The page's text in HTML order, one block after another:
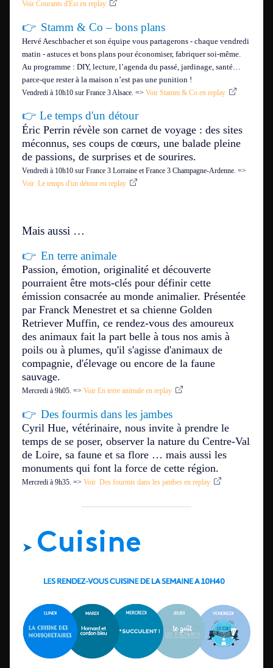
Voir Courants d'Est en replay
👉 Stamm & Co – bons plans
Hervé Aeschbacher et son équipe vous partagerons - chaque vendredi
matin - astuces et bons plans pour économiser, fabriquer soi-même.
Au programme : DIY, lecture, l’agenda du passé, jardinage, santé…
parce-que rester à la maison n’est pas une punition !
Vendredi à 10h10 sur France 3 Alsace. => Voir Stamm & Co en replay
👉 Le temps d'un détour
Éric Perrin révèle son carnet de voyage : des sites
méconnus, ses coups de cœurs, une balade pleine
de passions, de surprises et de sourires.
Vendredi à 10h10 sur France 3 Lorraine et France 3 Champagne-Ardenne. =>
Voir Le temps d'un détour en replay
Mais aussi …
👉 En terre animale
Passion, émotion, originalité et découverte
pourraient être mots-clés pour définir cette
émission consacrée au monde animalier. Présentée
par Franck Menestret et sa chienne Golden
Retriever Muffin, ce rendez-vous des amoureux
des animaux fait la part belle à tous nos amis à
poils ou à plumes, qu'il s'agisse d'animaux de
compagnie, d'élevage ou encore de la faune
sauvage.
Mercredi à 9h05. => Voir En terre animale en replay
👉 Des fourmis dans les jambes
Cyril Hue, vétérinaire, nous invite à prendre le
temps de se poser, observer la nature du Centre-Val
de Loire, sa faune et sa flore … mais aussi les
monuments qui font la force de cette région.
Mercredi à 9h35. => Voir Des fourmis dans les jambes en replay
➤ Cuisine